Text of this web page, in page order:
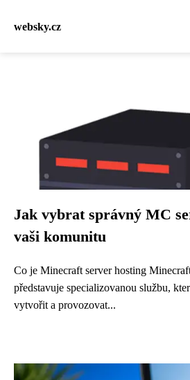
websky.cz
Jak vybrat správný MC
vaši komunitu
Co je Minecraft server hosting
představuje specializovanou službu,
vytvořit a provozovat...